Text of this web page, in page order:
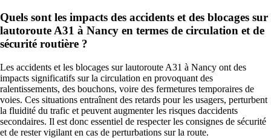
Quels sont les impacts des accidents et des blocages sur
lautoroute A31 à Nancy en termes de circulation et de
sécurité routière ?
Les accidents et les blocages sur lautoroute A31 à Nancy ont des
impacts significatifs sur la circulation en provoquant des
ralentissements, des bouchons, voire des fermetures temporaires de
voies. Ces situations entraînent des retards pour les usagers, perturbent
la fluidité du trafic et peuvent augmenter les risques daccidents
secondaires. Il est donc essentiel de respecter les consignes de sécurité
et de rester vigilant en cas de perturbations sur la route.